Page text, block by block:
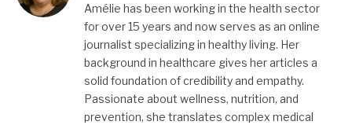
Amélie has been working in the health sector
for over 15 years and now serves as an online
journalist specializing in healthy living. Her
background in healthcare gives her articles a
solid foundation of credibility and empathy.
Passionate about wellness, nutrition, and
prevention, she translates complex medical